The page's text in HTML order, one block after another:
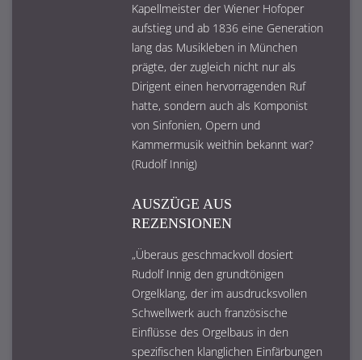
Kapellmeister der Wiener Hofoper
aufstieg und ab 1836 eine Generation
lang das Musikleben in München
prägte, der zugleich nicht nur als
Dirigent einen hervorragenden Ruf
hatte, sondern auch als Komponist
von Sinfonien, Opern und
Kammermusik weithin bekannt war?
(Rudolf Innig)
AUSZÜGE AUS
REZENSIONEN
„Überaus geschmackvoll dosiert
Rudolf Innig den grundtönigen
Orgelklang, der im ausdrucksvollen
Schwellwerk auch französische
Einflüsse des Orgelbaus in den
spezifischen klanglichen Einfärbungen